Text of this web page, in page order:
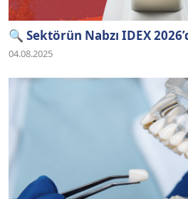
🔍 Sektörün Nabzı IDEX
04.08.2025